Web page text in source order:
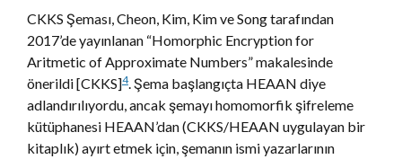
CKKS Şeması, Cheon, Kim, Kim ve Song tarafından
2017’de yayınlanan “Homorphic Encryption for
Aritmetic of Approximate Numbers” makalesinde
önerildi [CKKS]4. Şema başlangıçta HEAAN diye
adlandırılıyordu, ancak şemayı homomorfik şifreleme
kütüphanesi HEAAN’dan (CKKS/HEAAN uygulayan bir
kitaplık) ayırt etmek için, şemanın ismi yazarlarının